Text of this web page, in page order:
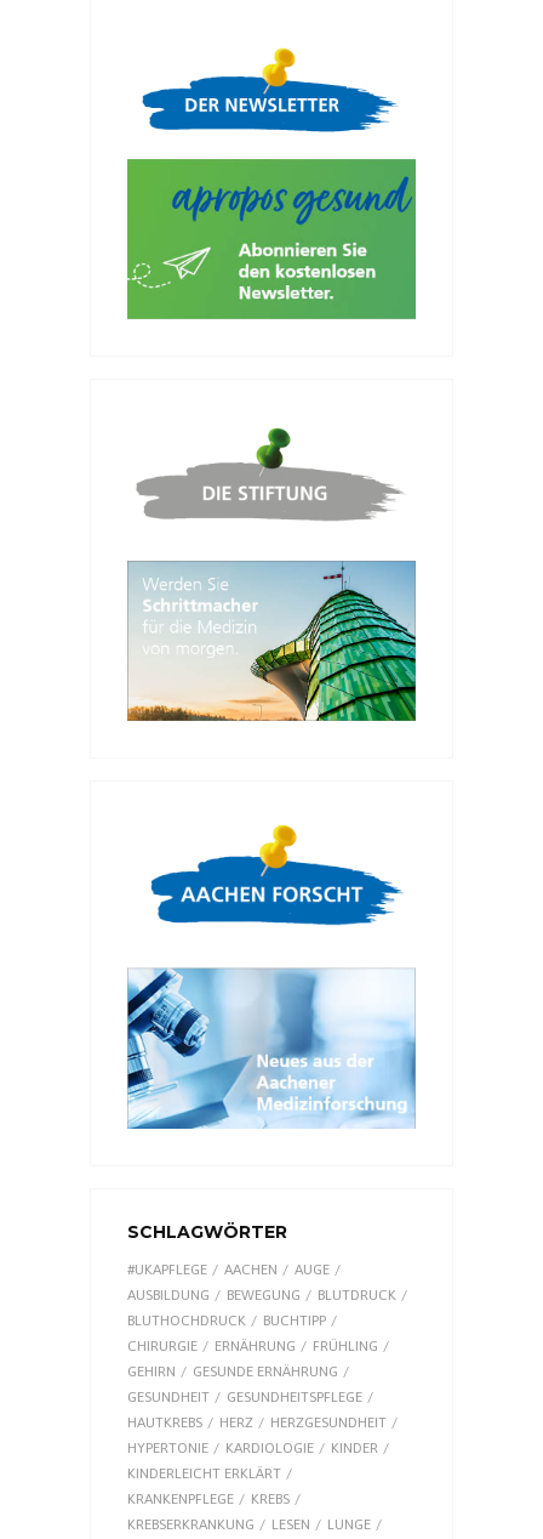
SCHLAGWÖRTER
#UKAPFLEGE AACHEN
AUGE
AUSBILDUNG
BEWEGUNG
BLUTDRUCK
BLUTHOCHDRUCK
BUCHTIPP
CHIRURGIE
ERNÄHRUNG
FRÜHLING
GEHIRN
GESUNDE ERNÄHRUNG
GESUNDHEIT
GESUNDHEITSPFLEGE
HAUTKREBS
HERZ
HERZGESUNDHEIT
HYPERTONIE
KARDIOLOGIE
KINDER
KINDERLEICHT ERKLÄRT
KRANKENPFLEGE
KREBS
KREBSERKRANKUNG
LESEN
LUNGE